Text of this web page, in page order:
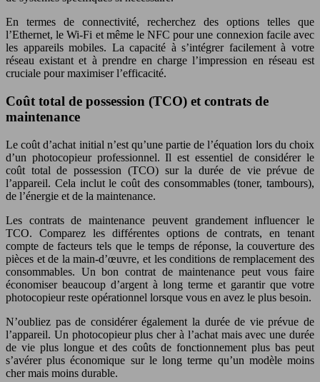
En termes de connectivité, recherchez des options telles que
l’Ethernet, le Wi-Fi et même le NFC pour une connexion facile avec
les appareils mobiles. La capacité à s’intégrer facilement à votre
réseau existant et à prendre en charge l’impression en réseau est
cruciale pour maximiser l’efficacité.
Coût total de possession (TCO) et contrats de
maintenance
Le coût d’achat initial n’est qu’une partie de l’équation lors du choix
d’un photocopieur professionnel. Il est essentiel de considérer le
coût total de possession (TCO) sur la durée de vie prévue de
l’appareil. Cela inclut le coût des consommables (toner, tambours),
de l’énergie et de la maintenance.
Les contrats de maintenance peuvent grandement influencer le
TCO. Comparez les différentes options de contrats, en tenant
compte de facteurs tels que le temps de réponse, la couverture des
pièces et de la main-d’œuvre, et les conditions de remplacement des
consommables. Un bon contrat de maintenance peut vous faire
économiser beaucoup d’argent à long terme et garantir que votre
photocopieur reste opérationnel lorsque vous en avez le plus besoin.
N’oubliez pas de considérer également la durée de vie prévue de
l’appareil. Un photocopieur plus cher à l’achat mais avec une durée
de vie plus longue et des coûts de fonctionnement plus bas peut
s’avérer plus économique sur le long terme qu’un modèle moins
cher mais moins durable.